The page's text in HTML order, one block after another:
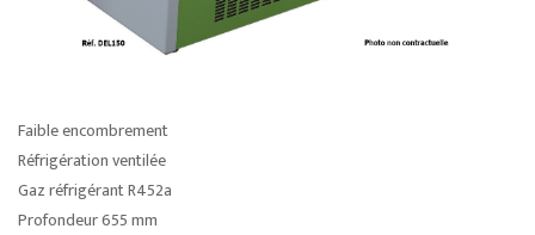
Faible encombrement
Réfrigération ventilée
Gaz réfrigérant R452a
Profondeur 655 mm